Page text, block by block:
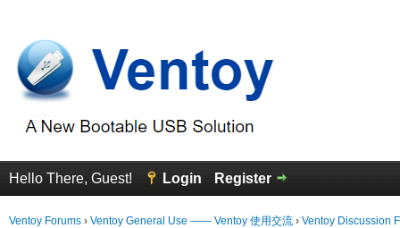
Hello There, Guest! Login Register
Ventoy Forums › Ventoy General Use —— Ventoy 使用交流 › Ventoy Discussion